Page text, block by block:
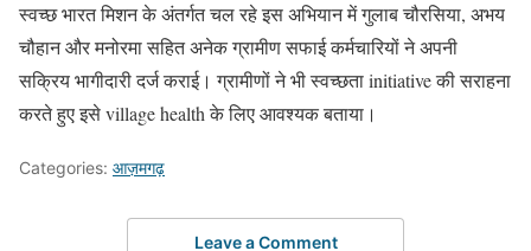
स्वच्छ भारत मिशन के अंतर्गत चल रहे इस अभियान में गुलाब चौरसिया, अभय
चौहान और मनोरमा सहित अनेक ग्रामीण सफाई कर्मचारियों ने अपनी
सक्रिय भागीदारी दर्ज कराई। ग्रामीणों ने भी स्वच्छता initiative की सराहना
करते हुए इसे village health के लिए आवश्यक बताया।
Categories: आज़मगढ़
Leave a Comment